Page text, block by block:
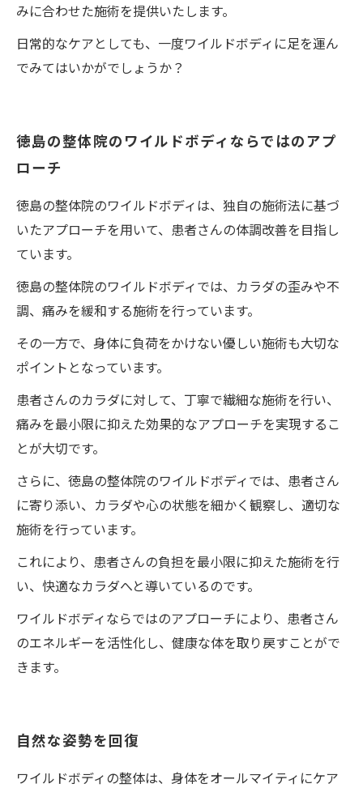
みに合わせた施術を提供いたします。
日常的なケアとしても、一度ワイルドボディに足を運ん
でみてはいかがでしょうか？
徳島の整体院のワイルドボディならではのアプ
ローチ
徳島の整体院のワイルドボディは、独自の施術法に基づ
いたアプローチを用いて、患者さんの体調改善を目指し
ています。
徳島の整体院のワイルドボディでは、カラダの歪みや不
調、痛みを緩和する施術を行っています。
その一方で、身体に負荷をかけない優しい施術も大切な
ポイントとなっています。
患者さんのカラダに対して、丁寧で繊細な施術を行い、
痛みを最小限に抑えた効果的なアプローチを実現するこ
とが大切です。
さらに、徳島の整体院のワイルドボディでは、患者さん
に寄り添い、カラダや心の状態を細かく観察し、適切な
施術を行っています。
これにより、患者さんの負担を最小限に抑えた施術を行
い、快適なカラダへと導いているのです。
ワイルドボディならではのアプローチにより、患者さん
のエネルギーを活性化し、健康な体を取り戻すことがで
きます。
自然な姿勢を回復
ワイルドボディの整体は、身体をオールマイティにケア